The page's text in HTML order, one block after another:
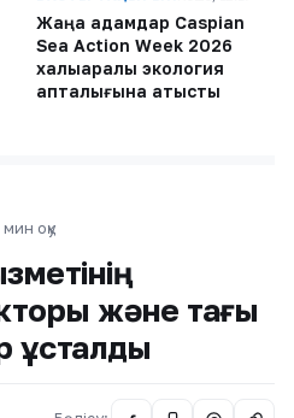
Жаңа адамдар Caspian
Sea Action Week 2026
халықаралық экология
апталығына қатысты
мин оқу
және тағы
ұсталды